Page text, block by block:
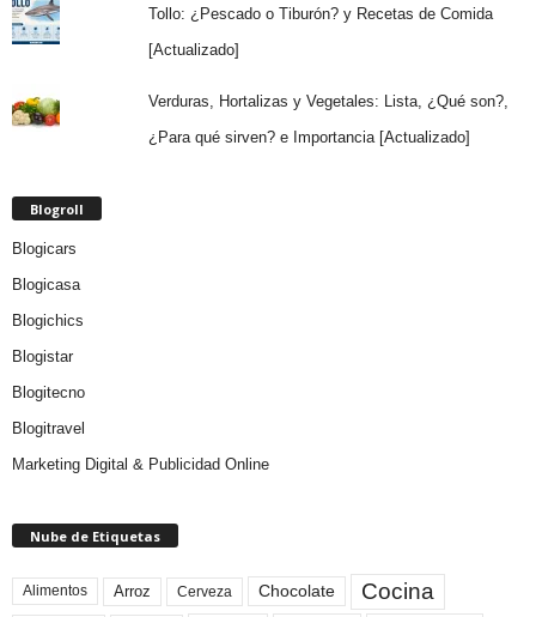
Tollo: ¿Pescado o Tiburón? y Recetas de Comida
[Actualizado]
Verduras, Hortalizas y Vegetales: Lista, ¿Qué son?,
¿Para qué sirven? e Importancia [Actualizado]
Blogroll
Blogicars
Blogicasa
Blogichics
Blogistar
Blogitecno
Blogitravel
Marketing Digital & Publicidad Online
Nube de Etiquetas
Alimentos Arroz Cerveza Chocolate Cocina